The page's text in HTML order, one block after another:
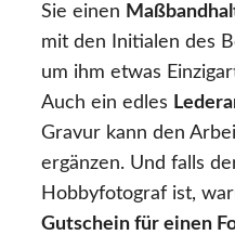
Sie einen
mit den Initialen des
um ihm etwas
Auch ein edles
Gravur kann den
ergänzen. Und falls
Hobbyfotograf ist,
Gutschein für einen